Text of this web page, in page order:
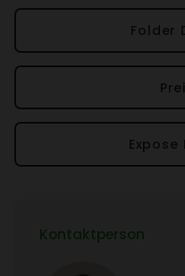
Folder
Expose
Kontakt­person